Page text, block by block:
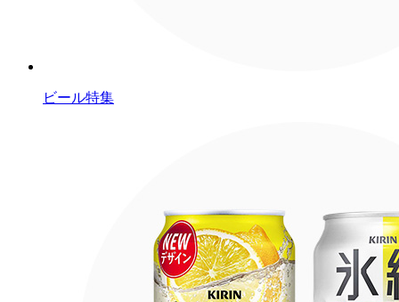
ビール特集